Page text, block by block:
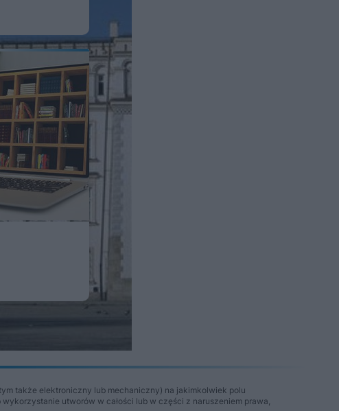
także elektroniczny lub mechaniczny) na jakimkolwiek polu
utworów w całości lub w części z naruszeniem prawa,